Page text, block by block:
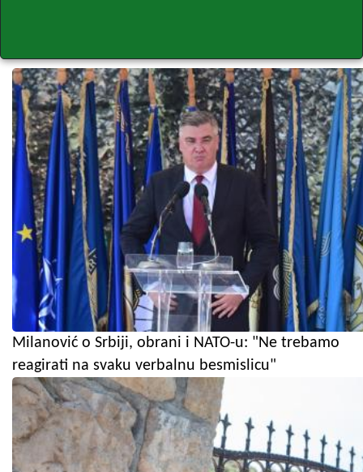
Milanović o Srbiji, obrani i NATO-u: "Ne trebamo
reagirati na svaku verbalnu besmislicu"